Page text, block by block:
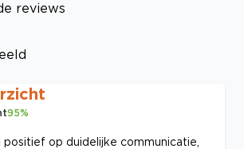
reviews
95%
positief op duidelijke communicatie,